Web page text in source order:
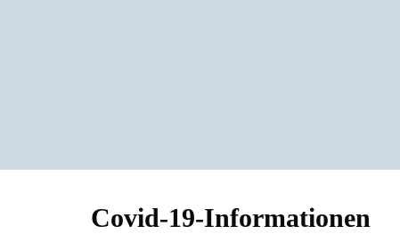
Covid-19-Informationen